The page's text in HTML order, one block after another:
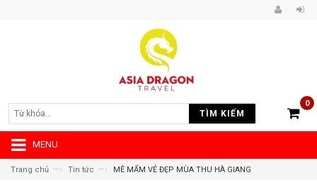
TÌM KIẾM
0
MENU
Trang chủ —› Tin tức —› MÊ MẨM VẺ ĐẸP MÙA THU HÀ GIANG